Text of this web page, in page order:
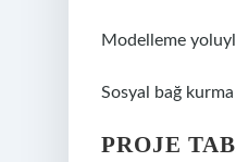
Modelleme
Sosyal bağ kurma
PROJE